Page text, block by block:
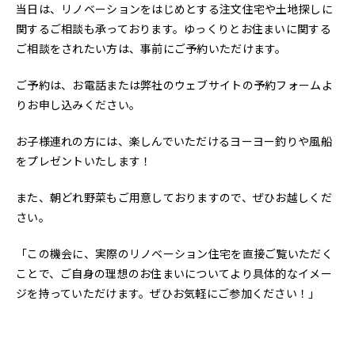
プライバシーポリシー
当日は、リノベーションをはじめとする注文住宅や土地探しに
関するご相談も承っております。ゆっくりとお住まいに関する
ご相談をされたい方は、事前にご予約いただけます。
ご予約は、お電話または弊社のウェブサイトの予約フォームよ
りお申し込みください。
お子様連れの方には、楽しんでいただけるヨーヨー釣りや風船
をプレゼントいたします！
また、朝どれ野菜もご用意しておりますので、ぜひお越しくだ
さい。
「この機会に、実際のリノベーション住宅を直接ご覧いただく
ことで、ご自身の理想のお住まいについてより具体的なイメー
ジを持っていただけます。ぜひお気軽にご参加ください！」